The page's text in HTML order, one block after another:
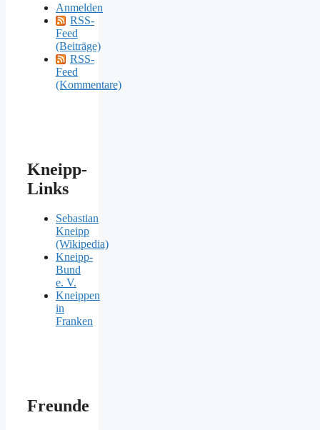
Anmelden
RSS-
Feed
(Beiträge)
RSS-
Feed
(Kommentare)
Kneipp-
Links
Sebastian
Kneipp
(Wikipedia)
Kneipp-
Bund
e. V.
Kneippen
in
Franken
Freunde